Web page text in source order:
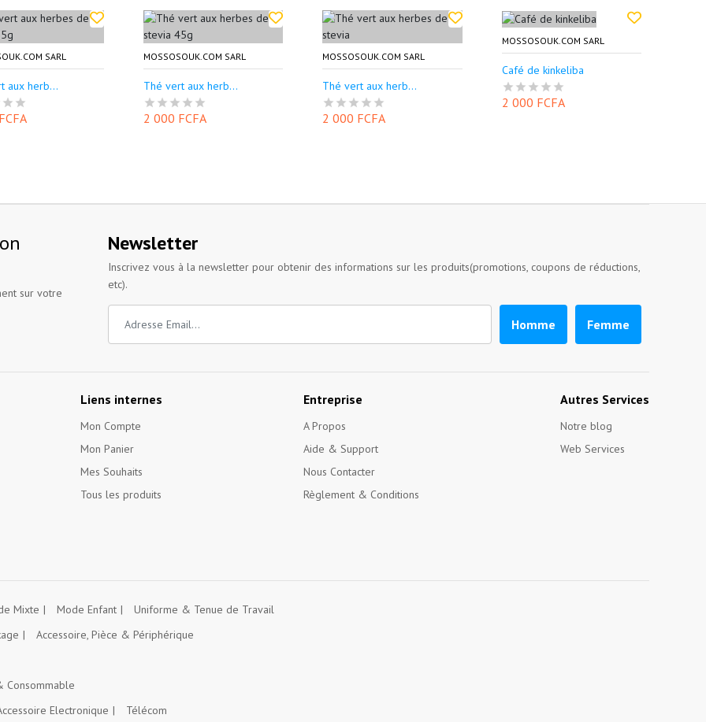
SARL
aux herb...
MOSSOSOUK.COM SARL
Thé vert aux herb...
2 000 FCFA
MOSSOSOUK.COM SARL
Thé vert aux herb...
2 000 FCFA
MOSSOSOUK.COM SARL
Café de kinkeliba
2 000 FCFA
sur votre
Newsletter
Inscrivez vous à la newsletter pour obtenir des informations sur les produits(promotions, coupons de réductions,
etc).
Homme Femme
Liens internes
Mon Compte
Mon Panier
Mes Souhaits
Tous les produits
Entreprise
A Propos
Aide & Support
Nous Contacter
Règlement & Conditions
Autres Services
Notre blog
Web Services
Mixte Mode Enfant
Uniforme & Tenue de Travail
Accessoire, Pièce & Périphérique
Consommable
Electronique Télécom